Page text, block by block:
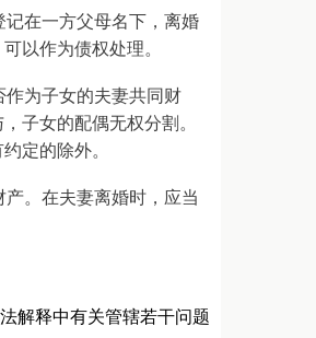
在一方父母名下，离婚
以作为债权处理。
为子女的夫妻共同财
子女的配偶无权分割。
定的除外。
。在夫妻离婚时，应当
解释中有关管辖若干问题